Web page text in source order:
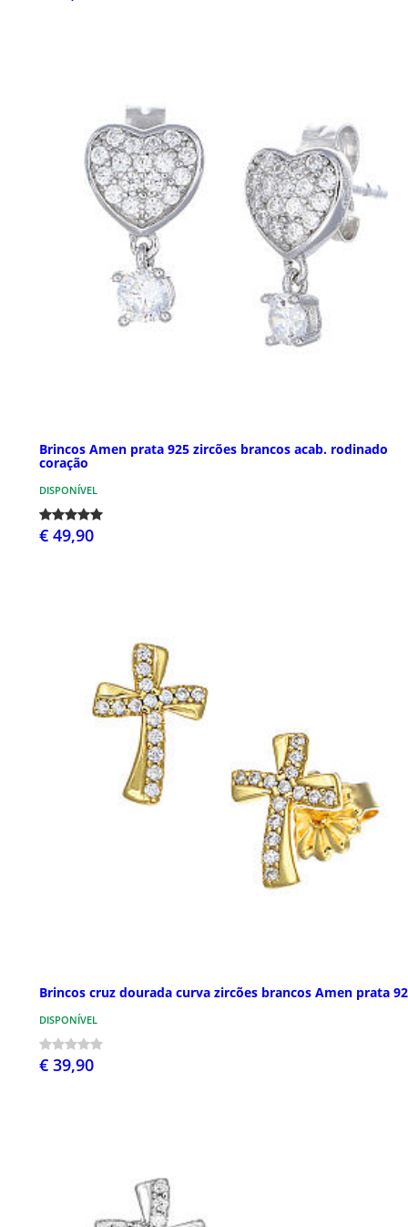
Brincos Amen prata 925 zircões brancos acab. rodinado
coração
DISPONÍVEL
€ 49,90
Brincos cruz dourada curva zircões brancos Amen prata
DISPONÍVEL
€ 39,90